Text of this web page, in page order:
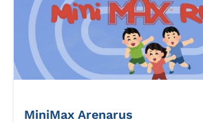
MiniMax Arenarus